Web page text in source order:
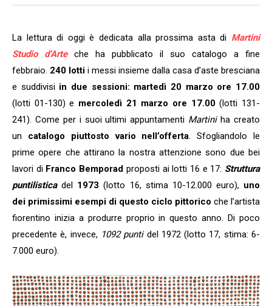
La lettura di oggi è dedicata alla prossima asta di Martini
Studio d’Arteche ha pubblicato il suo catalogo a fine
febbraio. 240 lotti i messi insieme dalla casa d’aste bresciana
e suddivisiin due sessioni: martedì 20 marzo ore 17.00
(lotti 01-130) e mercoledì 21 marzo ore 17.00(lotti 131-
241). Come per i suoi ultimi appuntamenti Martiniha creato
un catalogo piuttosto vario nell’offerta . Sfogliandolo le
prime opere che attirano la nostra attenzione sono due bei
lavori di Franco Bemporad proposti ai lotti 16 e 17: Struttura
puntilistica del 1973 (lotto 16, stima 10-12.000 euro), uno
dei primissimi esempi di questo ciclo pittorico che l’artista
fiorentino inizia a produrre proprio in questo anno. Di poco
precedente è, invece, 1092 puntidel 1972 (lotto 17, stima: 6-
7.000 euro).